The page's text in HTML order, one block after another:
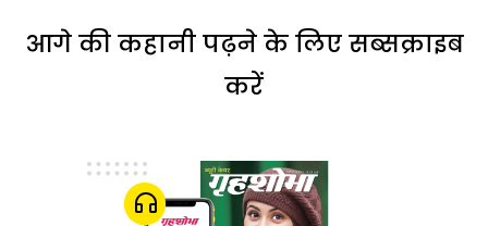
आगे की कहानी पढ़ने के लिए सब्सक्राइब
करें